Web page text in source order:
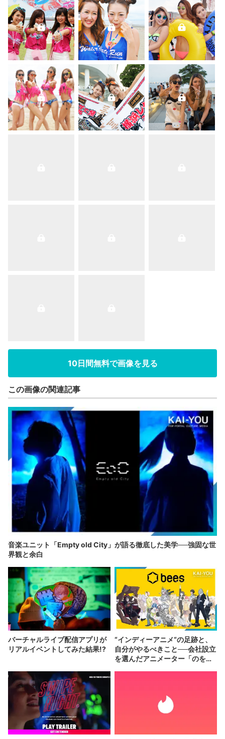
10日間無料で画像を見る
この画像の関連記事
音楽ユニット「Empty old City」が語る徹底した美学──強固な世
界観と余白
バーチャルライブ配信アプリが
リアルイベントしてみた結果!?
“インディーアニメ“の足跡と、
自分がやるべきこと──会社設立
を選んだアニメーター「のを